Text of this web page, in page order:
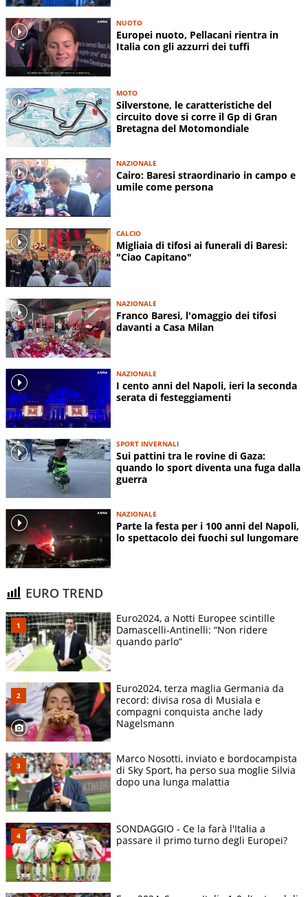
NUOTO
Europei nuoto, Pellacani rientra in
Italia con gli azzurri dei tuffi
MOTO
Silverstone, le caratteristiche del
circuito dove si corre il Gp di Gran
Bretagna del Motomondiale
NAZIONALE
Cairo: Baresi straordinario in campo e
umile come persona
CALCIO
Migliaia di tifosi ai funerali di Baresi:
"Ciao Capitano"
NAZIONALE
Franco Baresi, l'omaggio dei tifosi
davanti a Casa Milan
NAZIONALE
I cento anni del Napoli, ieri la seconda
serata di festeggiamenti
SPORT INVERNALI
Sui pattini tra le rovine di Gaza:
quando lo sport diventa una fuga dalla
guerra
NAZIONALE
Parte la festa per i 100 anni del Napoli,
lo spettacolo dei fuochi sul lungomare
EURO TREND
Euro2024, a Notti Europee scintille
Damascelli-Antinelli: “Non ridere
quando parlo”
Euro2024, terza maglia Germania da
record: divisa rosa di Musiala e
compagni conquista anche lady
Nagelsmann
Marco Nosotti, inviato e bordocampista
di Sky Sport, ha perso sua moglie Silvia
dopo una lunga malattia
SONDAGGIO - Ce la farà l'Italia a
passare il primo turno degli Europei?